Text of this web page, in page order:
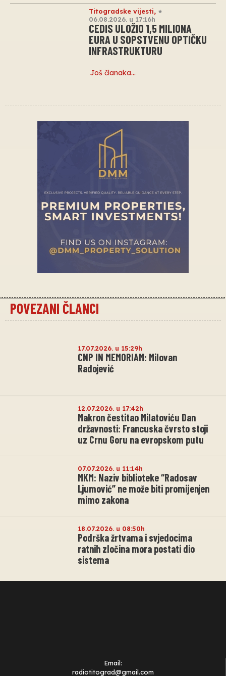
Titogradske vijesti,
06.08.2026. u 17:16h
CEDIS ULOŽIO 1,5 MILIONA
EURA U SOPSTVENU OPTIČKU
INFRASTRUKTURU
Još članaka…
POVEZANI ČLANCI
17.07.2026. u 15:29h
CNP IN MEMORIAM: Milovan
Radojević
12.07.2026. u 17:42h
Makron čestitao Milatoviću Dan
državnosti: Francuska čvrsto stoji
uz Crnu Goru na evropskom putu
07.07.2026. u 11:14h
MKM: Naziv biblioteke “Radosav
Ljumović” ne može biti promijenjen
mimo zakona
18.07.2026. u 08:50h
Podrška žrtvama i svjedocima
ratnih zločina mora postati dio
sistema
Email:
radiotitograd@gmail.com